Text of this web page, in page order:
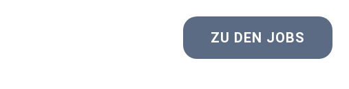
ZU DEN JOBS